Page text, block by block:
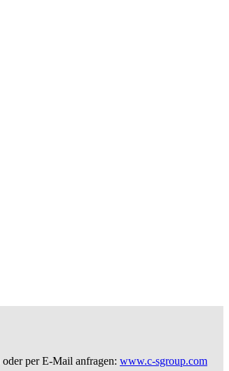
per E-Mail anfragen: www.c-sgroup.com